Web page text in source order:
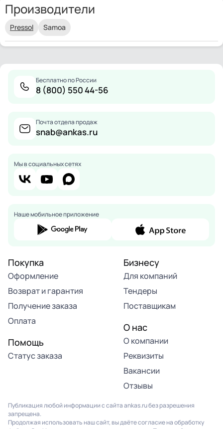
Производители
Pressol Samoa
Бесплатно по России
8 (800) 550 44-56
Почта отдела продаж
snab@ankas.ru
Мы в социальных сетях
Наше мобильное приложение
Покупка
Оформление
Возврат и гарантия
Получение заказа
Оплата
Помощь
Статус заказа
Бизнесу
Для компаний
Тендеры
Поставщикам
О нас
О компании
Реквизиты
Вакансии
Отзывы
Публикация любой информации с сайта ankas.ru без разрешения
запрещена.
Продолжая использовать наш сайт, вы даёте согласие на обработку